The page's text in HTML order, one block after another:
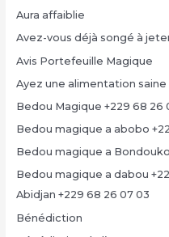
Aura affaiblie
Avez-vous déjà songé à
Avis Portefeuille Magique
Ayez une alimentation
Bedou Magique +229 68 26
Bedou magique a abobo
Bedou magique a
Bedou magique a dabou
Abidjan +229 68 26 07 03
Bénédiction